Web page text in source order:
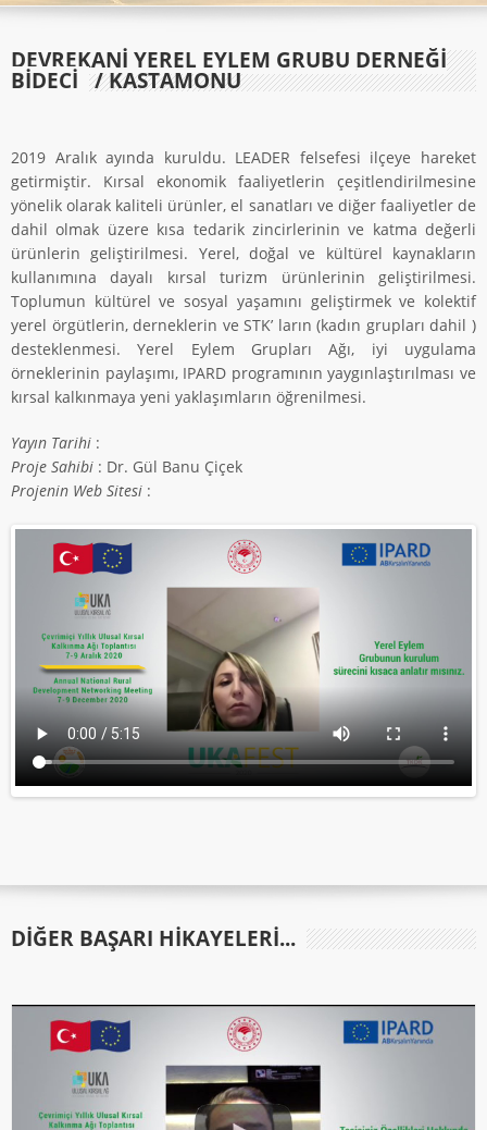
DEVREKANİ YEREL EYLEM GRUBU DERNEĞİ
BİDECİ / KASTAMONU
2019 Aralık ayında kuruldu. LEADER felsefesi ilçeye hareket
getirmiştir. Kırsal ekonomik faaliyetlerin çeşitlendirilmesine
yönelik olarak kaliteli ürünler, el sanatları ve diğer faaliyetler de
dahil olmak üzere kısa tedarik zincirlerinin ve katma değerli
ürünlerin geliştirilmesi. Yerel, doğal ve kültürel kaynakların
kullanımına dayalı kırsal turizm ürünlerinin geliştirilmesi.
Toplumun kültürel ve sosyal yaşamını geliştirmek ve kolektif
yerel örgütlerin, derneklerin ve STK’ ların (kadın grupları dahil )
desteklenmesi. Yerel Eylem Grupları Ağı, iyi uygulama
örneklerinin paylaşımı, IPARD programının yaygınlaştırılması ve
kırsal kalkınmaya yeni yaklaşımların öğrenilmesi.
Yayın Tarihi :
Proje Sahibi : Dr. Gül Banu Çiçek
Projenin Web Sitesi :
DIĞER BAŞARI HIKAYELERI...